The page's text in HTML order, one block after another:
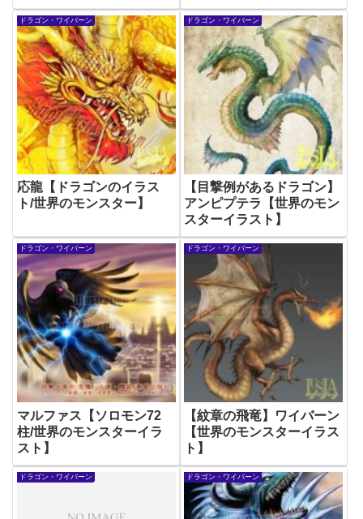
ドラゴン・ワイバーン
応龍【ドラゴンのイラス
ト/世界のモンスター】
ドラゴン・ワイバーン
【目撃例があるドラゴン】
アンピプテラ【世界のモン
スターイラスト】
ドラゴン・ワイバーン
マルファス【ソロモン72
柱/世界のモンスターイラ
スト】
ドラゴン・ワイバーン
【紋章の飛竜】ワイバーン
【世界のモンスターイラス
ト】
ドラゴン・ワイバーン ドラゴン・ワイバーン